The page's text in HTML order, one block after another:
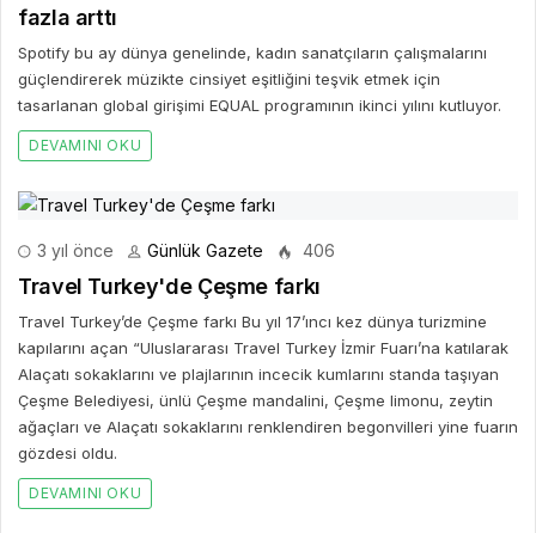
fazla arttı
Spotify bu ay dünya genelinde, kadın sanatçıların çalışmalarını
güçlendirerek müzikte cinsiyet eşitliğini teşvik etmek için
tasarlanan global girişimi EQUAL programının ikinci yılını kutluyor.
DEVAMINI OKU
3 yıl önce Günlük Gazete 406
Travel Turkey'de Çeşme farkı
Travel Turkey’de Çeşme farkı Bu yıl 17’ıncı kez dünya turizmine
kapılarını açan “Uluslararası Travel Turkey İzmir Fuarı’na katılarak
Alaçatı sokaklarını ve plajlarının incecik kumlarını standa taşıyan
Çeşme Belediyesi, ünlü Çeşme mandalini, Çeşme limonu, zeytin
ağaçları ve Alaçatı sokaklarını renklendiren begonvilleri yine fuarın
gözdesi oldu.
DEVAMINI OKU